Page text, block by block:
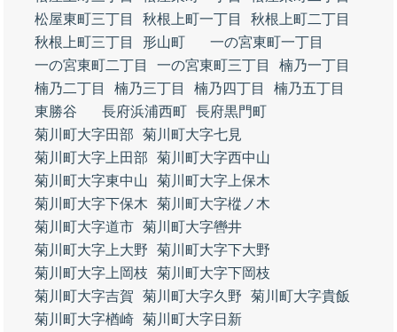
松屋東町三丁目
秋根上町一丁目
秋根上町二丁目
秋根上町三丁目
形山町
一の宮東町一丁目
一の宮東町二丁目
一の宮東町三丁目
楠乃一丁目
楠乃二丁目
楠乃三丁目 楠乃四丁目
楠乃五丁目
東勝谷
長府浜浦西町 長府黒門町
菊川町大字田部
菊川町大字七見
菊川町大字上田部
菊川町大字西中山
菊川町大字東中山
菊川町大字上保木
菊川町大字下保木
菊川町大字樅ノ木
菊川町大字道市 菊川町大字轡井
菊川町大字上大野
菊川町大字下大野
菊川町大字上岡枝
菊川町大字下岡枝
菊川町大字吉賀
菊川町大字久野
菊川町大字貴飯
菊川町大字楢崎 菊川町大字日新